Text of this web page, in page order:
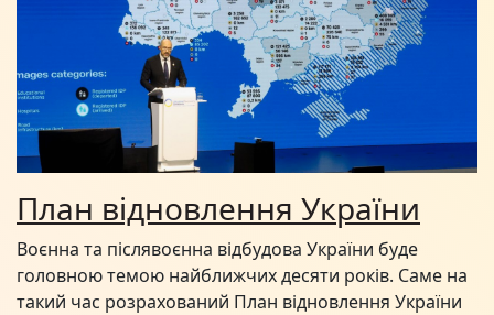
План відновлення України
Воєнна та післявоєнна відбудова України буде
головною темою найближчих десяти років. Саме на
такий час розрахований План відновлення України